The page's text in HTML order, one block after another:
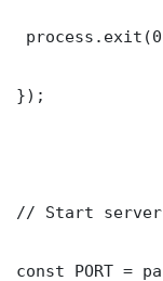
});
// Start server
const PORT =